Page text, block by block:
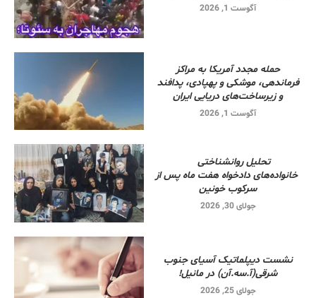
آگوست 1, 2026
حمله مجدد آمریکا به مراکز
فرماندهی، موشکی و پهپادی، پدافند
و زیرساخت‌های دریایی ایران
آگوست 1, 2026
تحلیل روانشناختی
خانواده‌های دادخواه هفت ماه پس از
سرکوب خونین
جولای 30, 2026
نشست دیپلماتیک آسیای جنوب
شرقی‌(آ.سه.آن) در مانیل!
جولای 25, 2026